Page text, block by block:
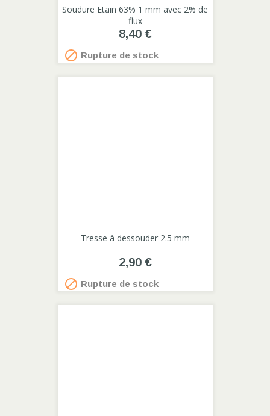
Soudure Etain 63% 1 mm avec 2% de
flux
8,40 €
 Rupture de stock
Tresse à dessouder 2.5 mm
2,90 €
 Rupture de stock